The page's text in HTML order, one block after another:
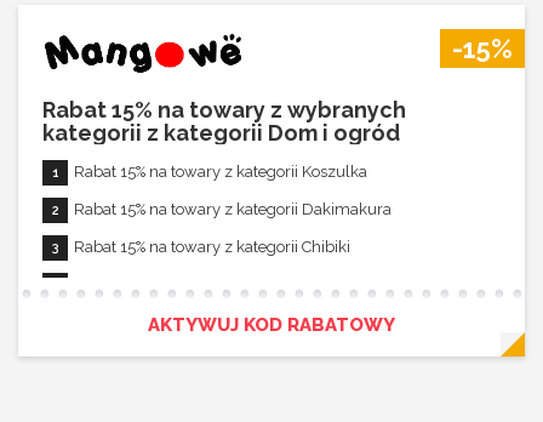
-15%
Rabat 15% na towary z wybranych
kategorii z kategorii Dom i ogród
Rabat 15% na towary z kategorii Koszulka
Rabat 15% na towary z kategorii Dakimakura
Rabat 15% na towary z kategorii Chibiki
AKTYWUJ KOD RABATOWY